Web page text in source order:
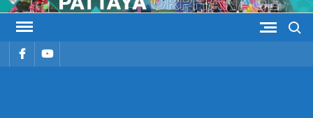
รายการรายการ